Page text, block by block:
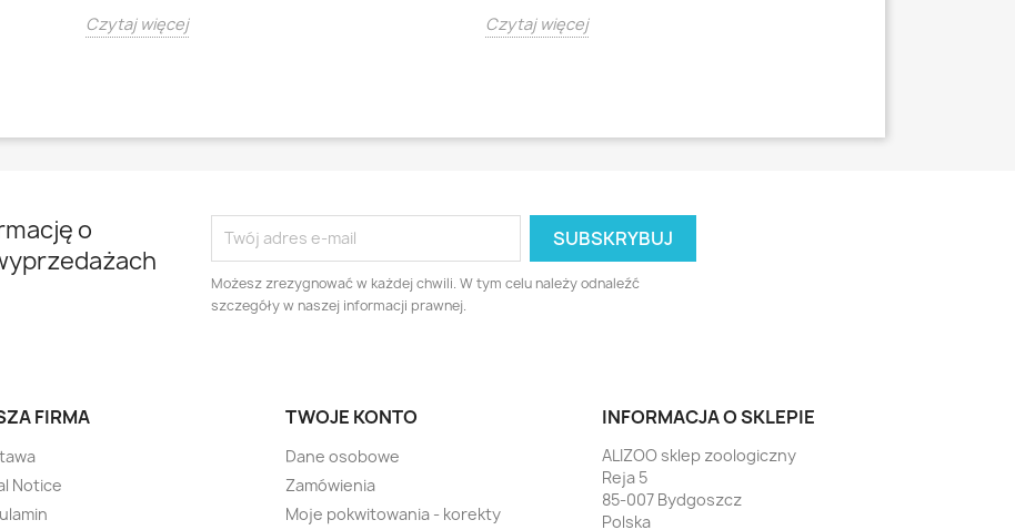
Czytaj więcej
Czytaj więcej
o
Możesz zrezygnować w każdej chwili. W tym celu należy odnaleźć
szczegóły w naszej informacji prawnej.
FIRMA
Notice
TWOJE KONTO
Dane osobowe
Zamówienia
Moje pokwitowania - korekty
INFORMACJA O SKLEPIE
ALIZOO sklep zoologiczny
Reja 5
85-007 Bydgoszcz
Polska